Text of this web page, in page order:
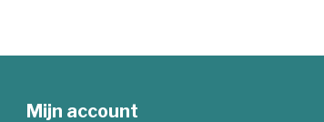
Mijn account